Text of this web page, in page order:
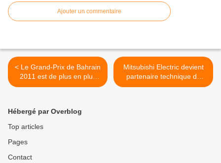
Ajouter un commentaire
< Le Grand-Prix de Bahrain
2011 est de plus en plus
incertain
Mitsubishi Electric devient
partenaire technique de
Sauber >
Hébergé par Overblog
Top articles
Pages
Contact